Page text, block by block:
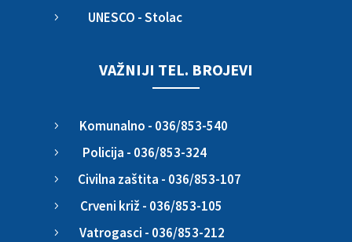
5 UNESCO - Stolac
VAŽNIJI TEL. BROJEVI
5 Komunalno - 036/853-540
5 Policija - 036/853-324
5 Civilna zaštita - 036/853-107
5 Crveni križ - 036/853-105
5 Vatrogasci - 036/853-212